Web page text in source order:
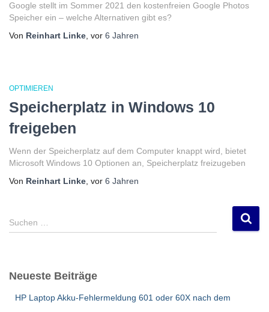
Google stellt im Sommer 2021 den kostenfreien Google Photos
Speicher ein – welche Alternativen gibt es?
Von Reinhart Linke , vor 6 Jahren
OPTIMIEREN
Speicherplatz in Windows 10
freigeben
Wenn der Speicherplatz auf dem Computer knappt wird, bietet
Microsoft Windows 10 Optionen an, Speicherplatz freizugeben
Von Reinhart Linke , vor 6 Jahren
n
Suchen …
Neueste Beiträge
HP Laptop Akku-Fehlermeldung 601 oder 60X nach dem